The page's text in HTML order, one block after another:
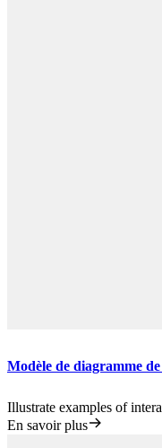
Modèle de diagramme
Illustrate examples of
En savoir plus